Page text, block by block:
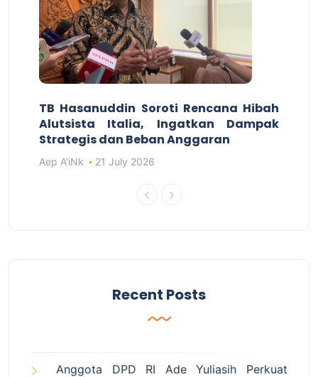
TB Hasanuddin Soroti Rencana Hibah
Alutsista Italia, Ingatkan Dampak
Strategis dan Beban Anggaran
Aep A'iNk 21 July 2026
Recent Posts
Anggota DPD RI Ade Yuliasih Perkuat